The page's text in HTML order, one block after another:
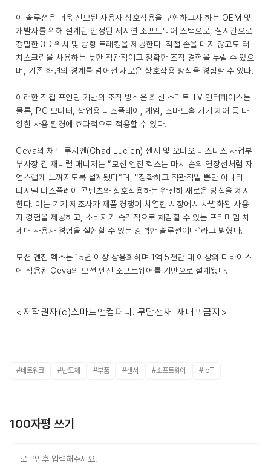
이 솔루션은 더욱 진보된 사용자 상호작용을 구현하고자 하는 OEM 및
개발자를 위해 설계된 안정된 저지연 소프트웨어 스택으로, 실시간으로
정밀한 3D 위치 및 방향 트래킹을 제공한다. 직접 손을 대지 않고도 터
치스크린을 사용하는 듯한 직관적이고 정확한 조작 경험을 누릴 수 있으
며, 기존 화면의 경계를 넘어선 새로운 상호작용 방식을 경험할 수 있다.
이러한 직접 포인팅 기반의 조작 방식은 최신 스마트 TV 인터페이스는
물론, PC 모니터, 상업용 디스플레이, 게임, 스마트홈 기기 제어 등 다
양한 사용 환경에 효과적으로 적용할 수 있다.
Ceva의 채드 루시엔(Chad Lucien) 센서 및 오디오 비즈니스 사업부
부사장 겸 재너럴 매니저는 “모션 엔진 헥스는 마치 손의 연장선처럼 자
연스럽게 느껴지도록 설계됐다”며, “정확하고 직관적일 뿐만 아니라,
디지털 디스플레이 콘텐츠와 상호작용하는 완전히 새로운 방식을 제시
한다. 이는 기기 제조사가 제품 경쟁이 치열한 시장에서 차별화된 사용
자 경험을 제공하고, 소비자가 즉각적으로 체감할 수 있는 프리미엄 차
세대 사용자 경험을 실현할 수 있는 강력한 솔루션이다”라고 밝혔다.
모션 엔진 헥스는 15년 이상 상용화하며 1억 5천만 대 이상의 디바이스
에 적용된 Ceva의 모션 엔진 소프트웨어를 기반으로 설계됐다.
<저작권자(c)스마트앤컴퍼니. 무단전재-재배포금지>
#네트워크 #반도체 #부품 #센서 #소프트웨어 #IoT
100자평 쓰기